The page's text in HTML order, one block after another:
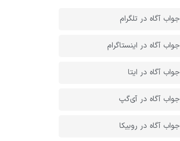
جواب آگاه در تلگرام
جواب آگاه در اینستاگرام
جواب آگاه در ایتا
جواب آگاه در آی‌گپ
جواب آگاه در روبیکا